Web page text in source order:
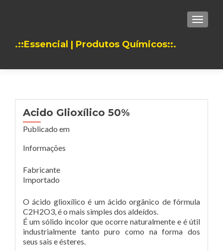
.::Essencial | Produtos Químicos::.
Acido Glioxílico 50%
Publicado em
Informações
Fabricante
Importado
O ácido glioxílico é um ácido orgânico de fórmula
C2H2O3, é o mais simples dos aldeídos.
É um sólido incolor que ocorre naturalmente e é útil
industrialmente tanto puro como na forma dos
seus sais e ésteres.